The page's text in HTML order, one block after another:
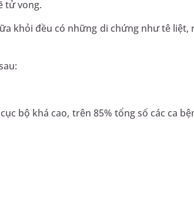
tử vong.
khỏi đều có những di chứng như tê liệt,
bộ khá cao, trên 85% tổng số các ca